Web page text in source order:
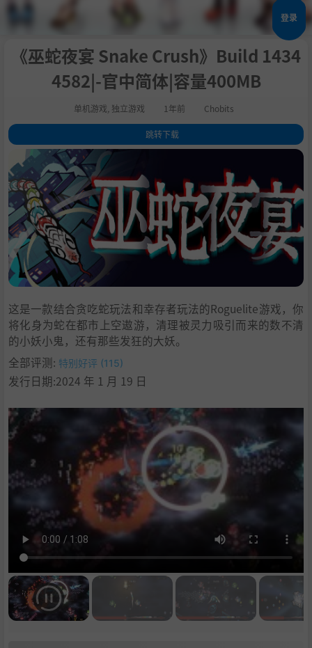
登录
《巫蛇夜宴 Snake Crush》Build 1434
4582|-官中简体|容量400MB
单机游戏 独立游戏 1年前 Chobits
跳转下载
关于此游戏
.
系统需求
3.支持作者
4.学习
这是一款结合贪吃蛇玩法和幸存者玩法的Roguelite游戏，你
将化身为蛇在都市上空遨游，清理被灵力吸引而来的数不清
的小妖小鬼，还有那些发狂的大妖。
全部评测: 特别好评 (115)
发行日期:2024 年 1 月 19 日